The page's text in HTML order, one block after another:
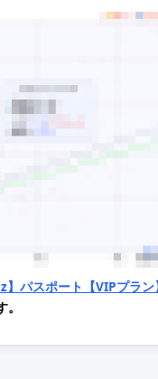
】パスポート【VIPプラン